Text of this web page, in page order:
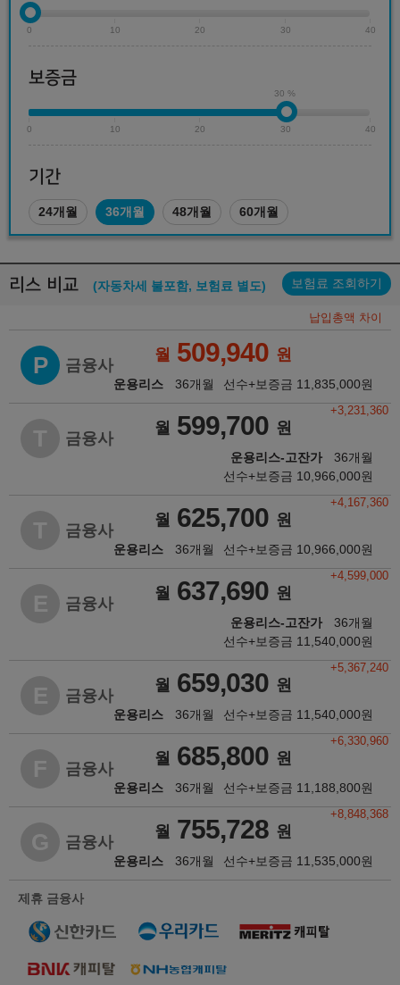
0 10 20 30 40
보증금
30 %
0 10 20 30 40
기간
24개월 36개월 48개월 60개월
리스 비교 (자동차세 불포함, 보험료 별도) 보험료 조회하기
납입총액 차이
P 금융사
운용리스
월 509,940 원
36개월 선수+보증금 11,835,000원
금융사
운용리스-고잔가
월 599,700 원
+3,231,360
36개월
선수+보증금 10,966,000원
금융사
운용리스
월 625,700 원
+4,167,360
36개월 선수+보증금 10,966,000원
금융사
운용리스-고잔가
월 637,690 원
+4,599,000
36개월
선수+보증금 11,540,000원
금융사
운용리스
월 659,030 원
+5,367,240
36개월 선수+보증금 11,540,000원
금융사
운용리스
월 685,800 원
+6,330,960
36개월 선수+보증금 11,188,800원
금융사
운용리스
월 755,728 원
+8,848,368
36개월 선수+보증금 11,535,000원
제휴 금융사